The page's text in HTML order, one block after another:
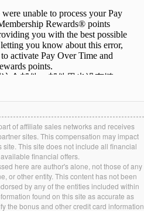
activatenow41
of affiliate sales networks and receives
sites. This compensation may impact
This site does not include all financial
financial offers.
here are author's alone, not those of any
or other entity. This content has not been
by any of the entities included within
found on this site as accurate as
the bonus and other credit card information